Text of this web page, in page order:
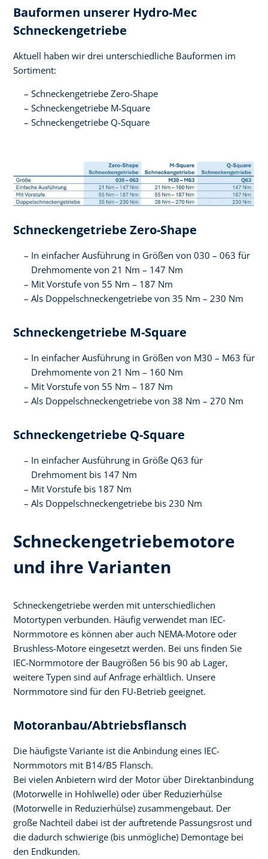
Bauformen unserer Hydro-Mec
Schneckengetriebe
Aktuell haben wir drei unterschiedliche Bauformen im
Sortiment:
Schneckengetriebe Zero-Shape
Schneckengetriebe M-Square
Schneckengetriebe Q-Square
Schneckengetriebe Zero-Shape­
In einfacher Ausführung in Größen von 030 – 063 für
Drehmomente von 21 Nm – 147 Nm
Mit Vorstufe von 55 Nm – 187 Nm
Als Doppelschneckengetriebe von 35 Nm – 230 Nm
Schneckengetriebe M-Square
In einfacher Ausführung in Größen von M30 – M63 für
Drehmomente von 21 Nm – 160 Nm
Mit Vorstufe von 55 Nm – 187 Nm
Als Doppelschneckengetriebe von 38 Nm – 270 Nm
Schneckengetriebe Q-Square
In einfacher Ausführung in Größe Q63 für
Drehmoment bis 147 Nm
Mit Vorstufe bis 187 Nm
Als Doppelschneckengetriebe bis 230 Nm
Schneckengetriebemotore
und ihre Varianten
Schneckengetriebe werden mit unterschiedlichen
Motortypen verbunden. Häufig verwendet man IEC-
Normmotore es können aber auch NEMA-Motore oder
Brushless-Motore eingesetzt werden. Bei uns finden Sie
IEC-Normmotore der Baugrößen 56 bis 90 ab Lager,
weitere Typen sind auf Anfrage erhältlich. Unsere
Normmotore sind für den FU-Betrieb geeignet.
Motoranbau/Abtriebsflansch
Die häufigste Variante ist die Anbindung eines IEC-
Normmotors mit B14/B5 Flansch.
Bei vielen Anbietern wird der Motor über Direktanbindung
(Motorwelle in Hohlwelle) oder über Reduzierhülse
(Motorwelle in Reduzierhülse) zusammengebaut. Der
große Nachteil dabei ist der auftretende Passungsrost und
die dadurch schwierige (bis unmögliche) Demontage bei
den Endkunden.